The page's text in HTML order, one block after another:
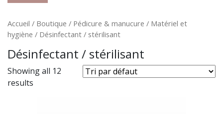
Accueil / Boutique / Pédicure & manucure / Matériel et
hygiène / Désinfectant / stérilisant
Désinfectant / stérilisant
Showing all 12
results